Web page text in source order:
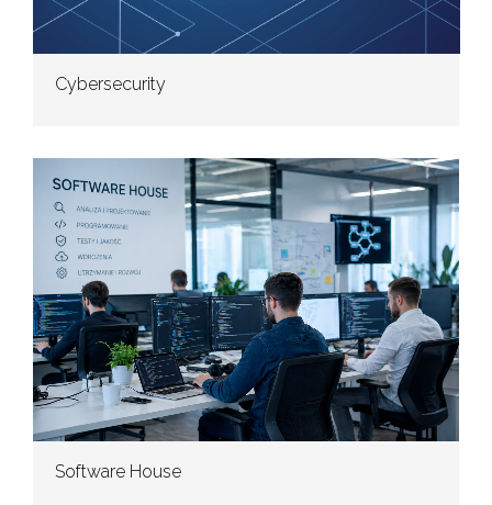
Cybersecurity
Software House